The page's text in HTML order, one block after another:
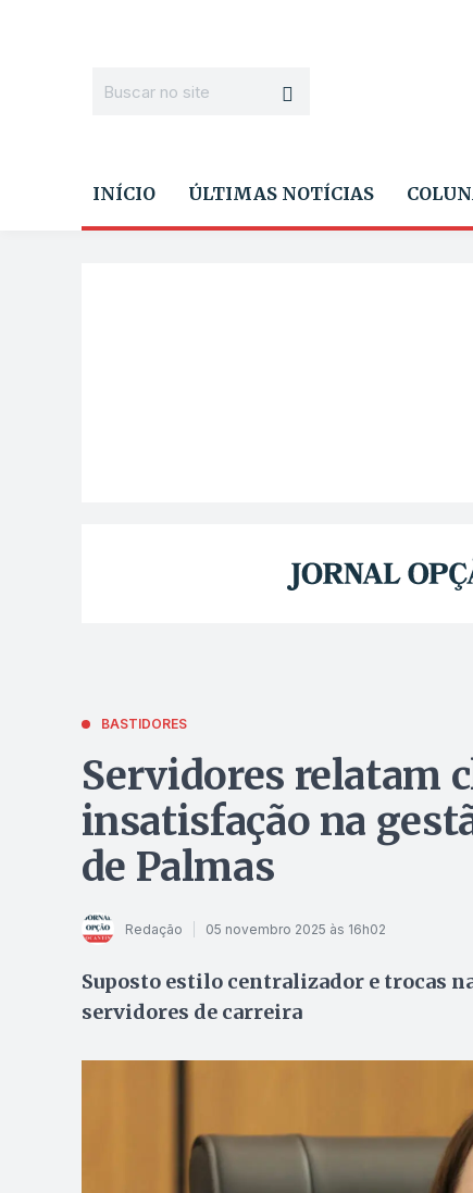
INÍCIO ÚLTIMAS NOTÍCIAS
BASTIDORES
Servidores relatam
insatisfação na
de Palmas
Redação 05 novembro 2025 às 16h02
Suposto estilo centralizador e trocas
servidores de carreira